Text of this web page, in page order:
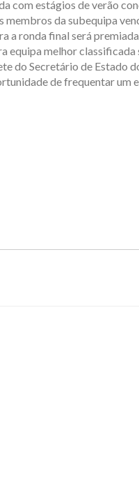
com estágios de verão
membros da subequipa
a ronda final será
equipa melhor
do Secretário de Estado
de frequentar um